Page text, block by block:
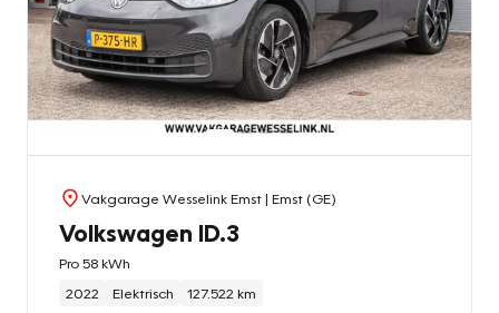
Vakgarage Wesselink Emst| Emst (GE)
Volkswagen ID.3
Pro 58 kWh
2022
Elektrisch 127.522 km